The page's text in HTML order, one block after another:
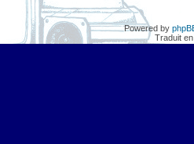
Powered by
Traduit